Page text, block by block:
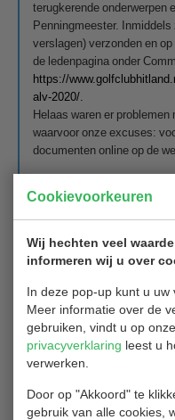
Cookievoorkeuren
Wij hechten veel
informeren wij u over
In deze pop-up kunt u uw
Meer informatie over de
gebruiken, vindt u op
privacyverklaring leest u
verwerken.
Door op "Akkoord" te
gebruik van alle cookies,
terugkerende onderwerpen
Penningmeester.
verslagen) verzonden en
de ledenpagina onder
https://
alv-2020/.
Helaas waren er
waarvoor onze excuses:
documenten online op de
Beleidsvoornemens 2020:
Transitieteam en in de
onderwerpen die voor onze
Speerpunten voor het
aantrekkelijke
de Communicatie naar en
Wij zetten ons in voor het
leden
niveau houden van het
(bijvoorbeeld via het